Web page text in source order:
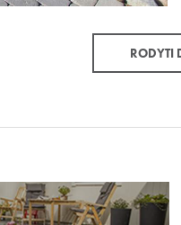
RODYTI